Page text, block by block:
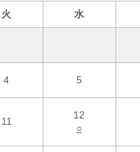
火 水
4 5
11
12
○